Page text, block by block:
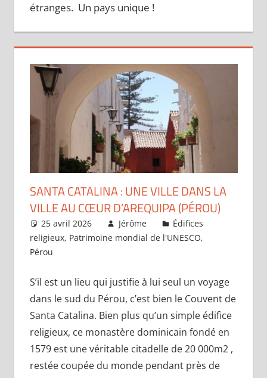
étranges. Un pays unique !
SANTA CATALINA : UNE VILLE DANS LA
VILLE AU CŒUR D’AREQUIPA (PÉROU)
25 avril 2026 Jérôme
Édifices
religieux, Patrimoine mondial de l'UNESCO,
Pérou
S’il est un lieu qui justifie à lui seul un voyage
dans le sud du Pérou, c’est bien le Couvent de
Santa Catalina. Bien plus qu’un simple édifice
religieux, ce monastère dominicain fondé en
1579 est une véritable citadelle de 20 000m2 ,
restée coupée du monde pendant près de